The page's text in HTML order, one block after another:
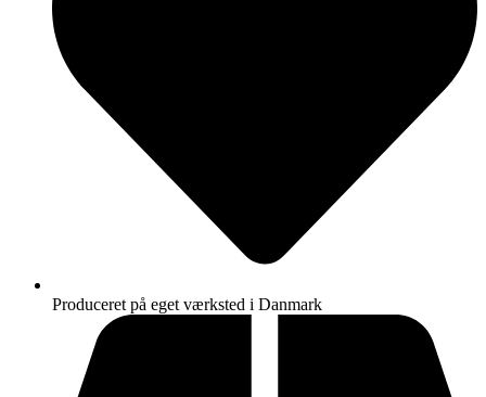
Produceret på eget værksted i Danmark